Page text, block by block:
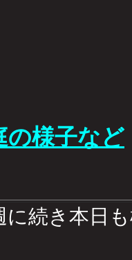
の様子など
に続き本日